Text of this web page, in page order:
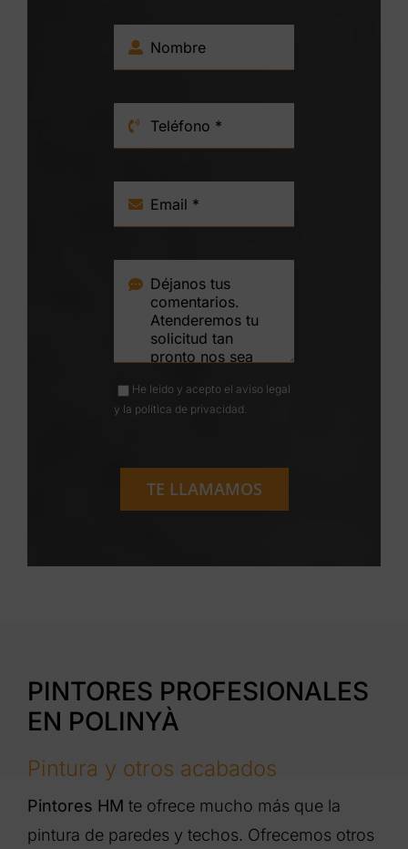
He leído y acepto el aviso legal
y la política de privacidad
TE LLAMAMOS
PINTORES PROFESIONALES
EN POLINYÀ
Pintura y otros acabados
Pintores HM te ofrece mucho más que la
pintura de paredes y techos. Ofrecemos otros